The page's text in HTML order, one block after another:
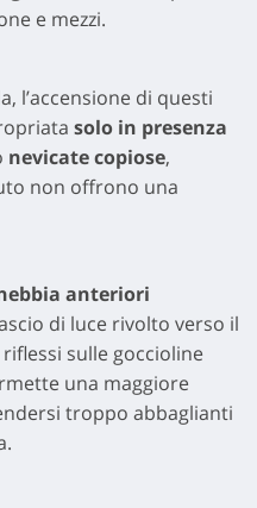
e mezzi.
l’accensione di questi
solo in presenza
nevicate copiose,
non offrono una
anteriori
di luce rivolto verso il
sulle goccioline
una maggiore
troppo abbaglianti